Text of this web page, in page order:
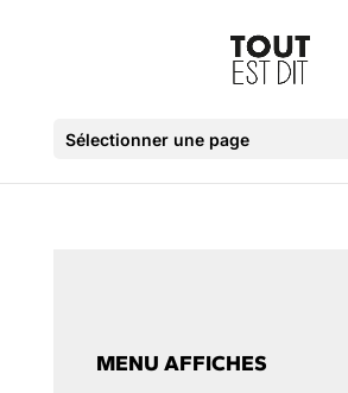
Sélectionner une page
MENU AFFICHES